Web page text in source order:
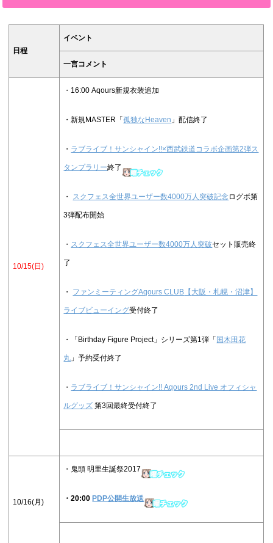
日程
イベント
一言コメント
10/15(日)
・16:00 Aqours新規衣装追加
・新規MASTER「孤独なHeaven 」配信終了
・ ラブライブ！サンシャイン!!×西武鉄道コラボ企画第2弾ス
タンプラリー終了
・ スクフェス全世界ユーザー数4000万人突破記念ログボ第
3弾配布開始
・ スクフェス全世界ユーザー数4000万人突破セット販売終
了
・ ファンミーティングAqours CLUB 【 大阪・札幌・沼津】
ライブビューイング受付終了
・「Birthday Figure Project」シリーズ第1弾「 国木田花
丸 」予約受付終了
・ ラブライブ！サンシャイン!! Aqours 2nd Live オフィシャ
ルグッズ 第3回最終受付終了
10/16(月)
・鬼頭 明里生誕祭2017
・20:00 PDP公開生放送